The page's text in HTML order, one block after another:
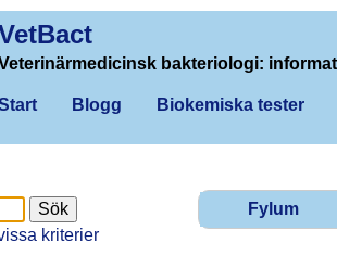
bakteriologi:
Blogg Biokemiska tester
Fylum
kriterier